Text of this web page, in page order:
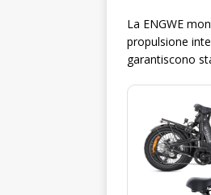
La ENGWE
propulsione
garantiscono